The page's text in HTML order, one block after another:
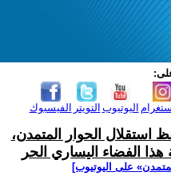
الفيسبوك التويتر اليوتيوب
استقلال الحوار المتمدن،
الفضاء اليساري الحر
على اليوتيوب]